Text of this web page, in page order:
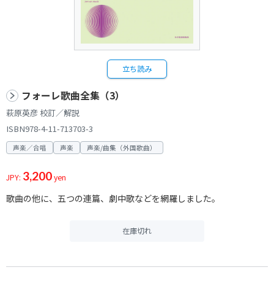
立ち読み
フォーレ歌曲全集（3）
萩原英彦 校訂／解説
ISBN978-4-11-713703-3
声楽／合唱 声楽 声楽/曲集（外国歌曲）
JPY: 3,200yen
歌曲の他に、五つの連篇、劇中歌などを網羅しました。
在庫切れ